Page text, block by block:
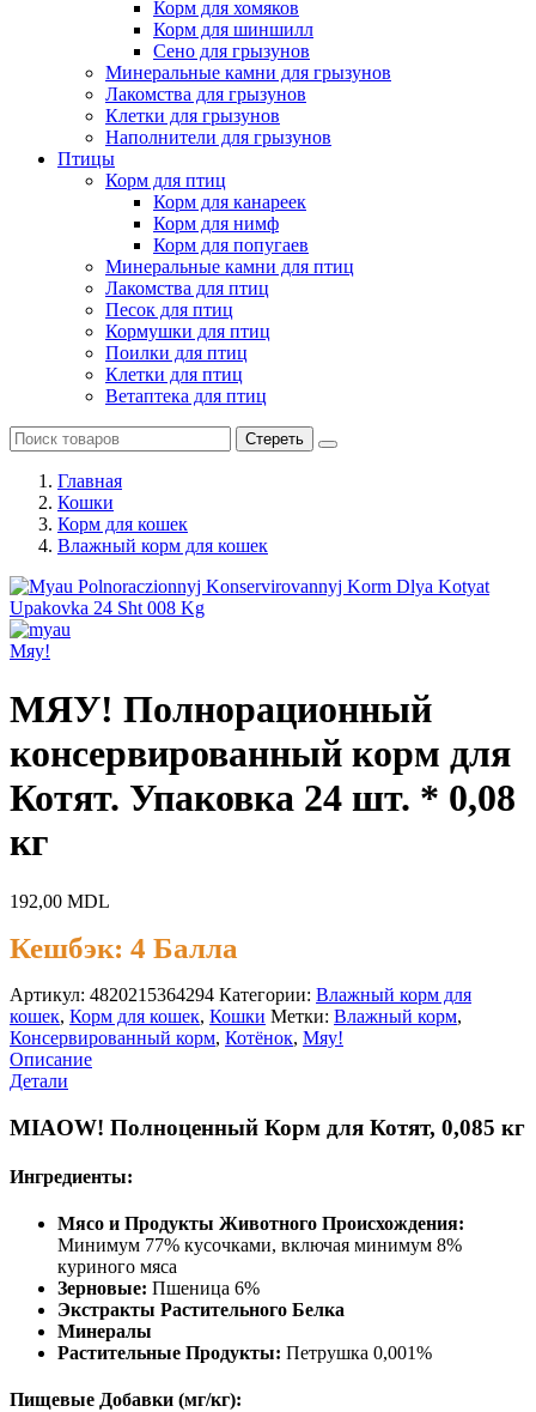
Корм для хомяков
Корм для шиншилл
Сено для грызунов
Минеральные камни для грызунов
Лакомства для грызунов
Клетки для грызунов
Наполнители для грызунов
Птицы
Корм для птиц
Корм для канареек
Корм для нимф
Корм для попугаев
Минеральные камни для птиц
Лакомства для птиц
Песок для птиц
Кормушки для птиц
Поилки для птиц
Клетки для птиц
Ветаптека для птиц
Стереть
Главная
Кошки
Корм для кошек
Влажный корм для кошек
Мяу!
МЯУ! Полнорационный
консервированный корм для
Котят. Упаковка 24 шт. * 0,08
кг
192,00 MDL
Кешбэк: 4 Балла
Артикул: 4820215364294 Категории: Влажный корм для
кошек, Корм для кошек, Кошки Метки: Влажный корм,
Консервированный корм, Котёнок, Мяу!
Описание
Детали
MIAOW! Полноценный Корм для Котят, 0,085 кг
Ингредиенты:
Мясо и Продукты Животного Происхождения:
Минимум 77% кусочками, включая минимум 8%
куриного мяса
Зерновые: Пшеница 6%
Экстракты Растительного Белка
Минералы
Растительные Продукты: Петрушка 0,001%
Пищевые Добавки (мг/кг):